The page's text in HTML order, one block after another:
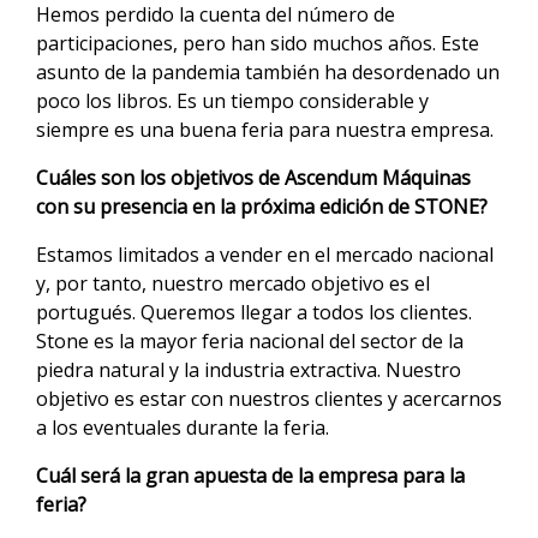
Hemos perdido la cuenta del número de
participaciones, pero han sido muchos años. Este
asunto de la pandemia también ha desordenado un
poco los libros. Es un tiempo considerable y
siempre es una buena feria para nuestra empresa.
Cuáles son los objetivos de Ascendum Máquinas
con su presencia en la próxima edición de STONE?
Estamos limitados a vender en el mercado nacional
y, por tanto, nuestro mercado objetivo es el
portugués. Queremos llegar a todos los clientes.
Stone es la mayor feria nacional del sector de la
piedra natural y la industria extractiva. Nuestro
objetivo es estar con nuestros clientes y acercarnos
a los eventuales durante la feria.
Cuál será la gran apuesta de la empresa para la
feria?